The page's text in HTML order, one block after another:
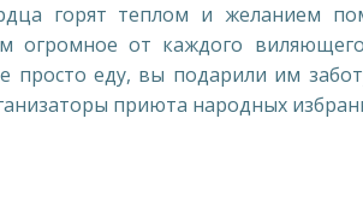
горят теплом и желанием
огромное от каждого
просто еду, вы подарили им
приюта народных